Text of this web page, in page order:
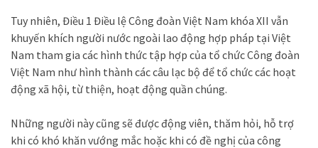
Tuy nhiên, Điều 1 Điều lệ Công đoàn Việt Nam khóa XII vẫn
khuyến khích người nước ngoài lao động hợp pháp tại Việt
Nam tham gia các hình thức tập hợp của tổ chức Công đoàn
Việt Nam như hình thành các câu lạc bộ để tổ chức các hoạt
động xã hội, từ thiện, hoạt động quần chúng.
Những người này cũng sẽ được động viên, thăm hỏi, hỗ trợ
khi có khó khăn vướng mắc hoặc khi có đề nghị của công